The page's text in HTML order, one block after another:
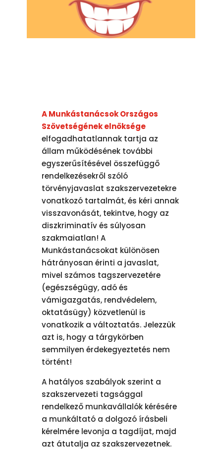
A Munkástanácsok Országos
Szövetségének elnöksége
elfogadhatatlannak tartja az
állam működésének további
egyszerűsítésével összefüggő
rendelkezésekről szóló
törvényjavaslat szakszervezetekre
vonatkozó tartalmát, és kéri annak
visszavonását, tekintve, hogy az
diszkriminatív és súlyosan
szakmaiatlan! A
Munkástanácsokat különösen
hátrányosan érinti a javaslat,
mivel számos tagszervezetére
(egészségügy, adó és
vámigazgatás, rendvédelem,
oktatásügy) közvetlenül is
vonatkozik a változtatás. Jelezzük
azt is, hogy a tárgykörben
semmilyen érdekegyeztetés nem
történt!
A hatályos szabályok szerint a
szakszervezeti tagsággal
rendelkező munkavállalók kérésére
a munkáltató a dolgozó írásbeli
kérelmére levonja a tagdíjat, majd
azt átutalja az szakszervezetnek.